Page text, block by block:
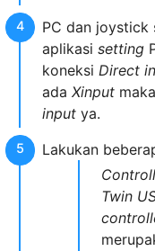
PC dan joystick
aplikasi setting
koneksi Direct
ada Xinput
inputya.
Lakukan
Twin